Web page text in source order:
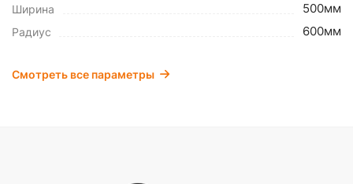
Ширина 500мм
Радиус 600мм
Смотреть все параметры